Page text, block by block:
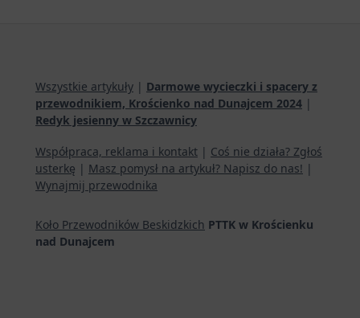
Wszystkie artykuły | Darmowe wycieczki i spacery z
przewodnikiem, Krościenko nad Dunajcem 2024 |
Redyk jesienny w Szczawnicy
Współpraca, reklama i kontakt | Coś nie działa? Zgłoś
usterkę | Masz pomysł na artykuł? Napisz do nas! |
Wynajmij przewodnika
Koło Przewodników Beskidzkich PTTK w Krościenku
nad Dunajcem